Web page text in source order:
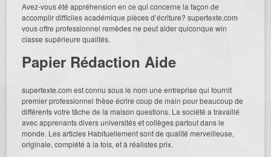
Avez-vous été appréhension en ce qui concerne la façon de
accomplir difficiles académique pièces d’écriture? supertexte.com
vous offre professionnel remèdes ne peut aider quiconque win
classe supérieure qualités.
Papier Rédaction Aide
supertexte.com est connu sous le nom une entreprise qui fournit
premier professionnel thèse écrire coup de main pour beaucoup de
différents votre tâche de la maison questions. La société a travaillé
avec apprenants divers universités et collèges partout dans le
monde. Les articles Habituellement sont de qualité merveilleuse,
originale, complété à la fois, et à réalistes prix.